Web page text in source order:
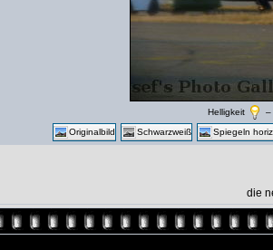
Helligkeit
–
Originalbild
Schwarzweiß Spiegeln
die